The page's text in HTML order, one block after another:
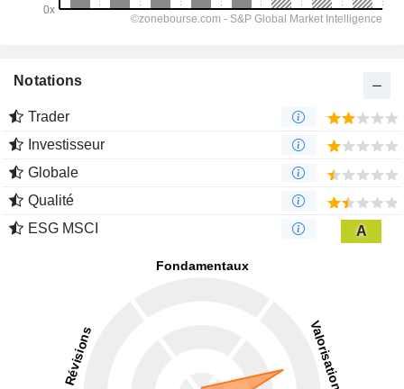
Notations
Trader
Investisseur
Globale
Qualité
ESG MSCI
A